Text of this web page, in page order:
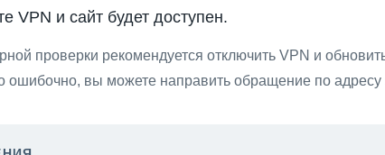
VPN и сайт будет доступен.
проверки рекомендуется отключить VPN и
ошибочно, вы можете направить обращение по адресу